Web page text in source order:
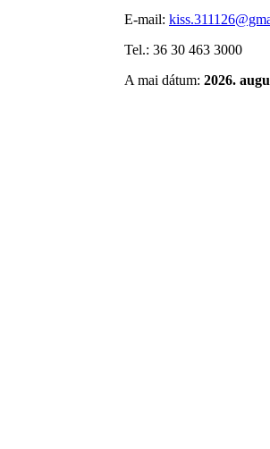
E-mail:
Tel.: 36 30 463 3000
A mai dátum: 2026.